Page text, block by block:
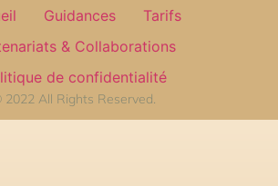
Guidances
Tarifs
& Collaborations
de confidentialité
2022 All Rights Reserved.